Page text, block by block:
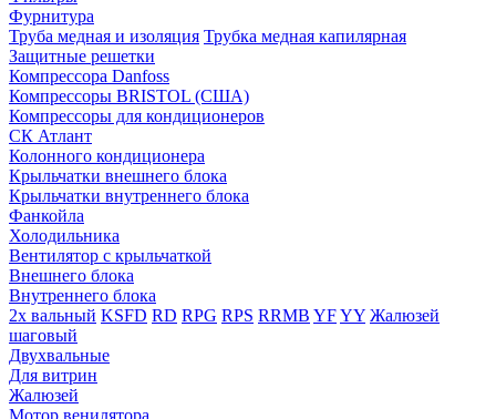
Фурнитура
Труба медная и изоляция Трубка медная капилярная
Защитные решетки
Компрессора Danfoss
Компрессоры BRISTOL (США)
Компрессоры для кондиционеров
СК Атлант
Колонного кондиционера
Крыльчатки внешнего блока
Крыльчатки внутреннего блока
Фанкойла
Холодильника
Вентилятор с крыльчаткой
Внешнего блока
Внутреннего блока
2х вальный KSFD RD RPG RPS RRMB YFYY Жалюзей
шаговый
Двухвальные
Для витрин
Жалюзей
Мотор венилятора